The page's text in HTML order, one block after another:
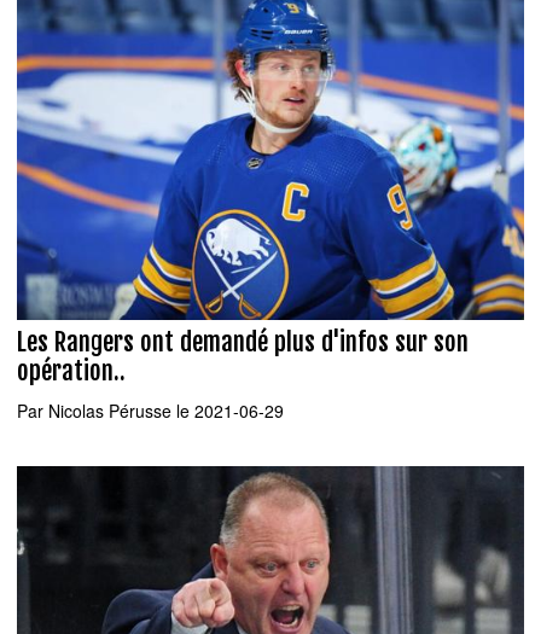
Les Rangers ont demandé plus d'infos sur son
opération..
Par Nicolas Pérusse le 2021-06-29